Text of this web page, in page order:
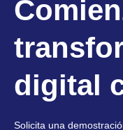
digital
Solicita una